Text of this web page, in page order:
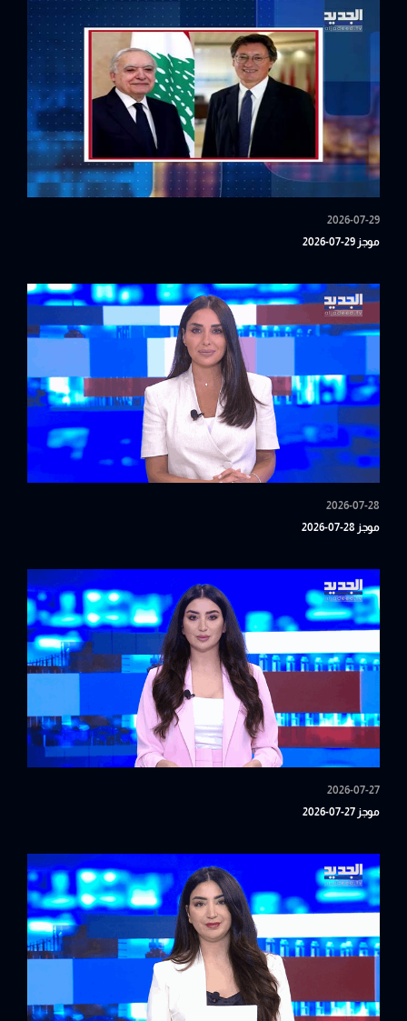
2026-07-29
موجز 29-07-2026
2026-07-28
موجز 28-07-2026
2026-07-27
موجز 27-07-2026